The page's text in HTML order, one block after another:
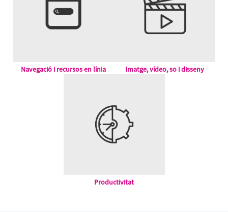
Navegació i recursos en línia Imatge, vídeo, so i disseny
Productivitat